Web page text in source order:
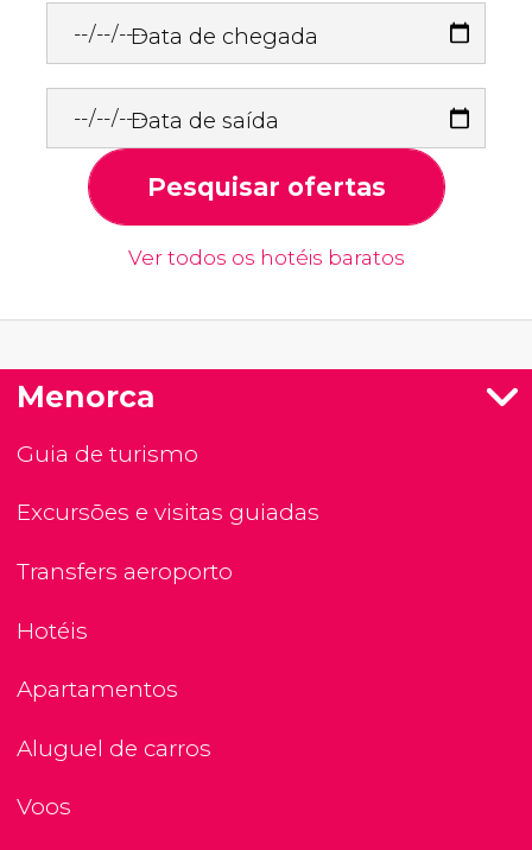
Data de chegada
Data de saída
Pesquisar ofertas
Ver todos os hotéis baratos
Menorca
Guia de turismo
Excursões e visitas guiadas
Transfers aeroporto
Hotéis
Apartamentos
Aluguel de carros
Voos